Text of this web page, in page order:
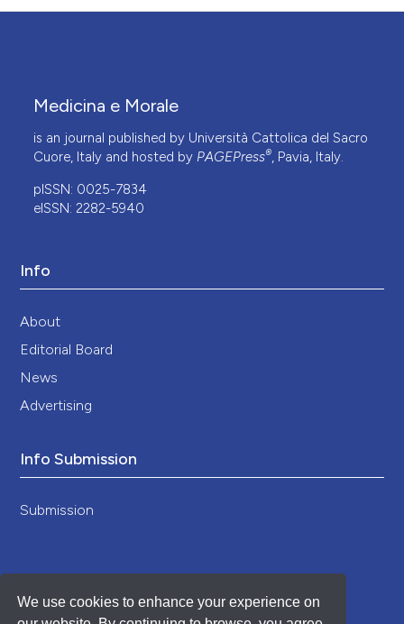
We use cookies to enhance your experience on
Medicina e Morale
is an journal published by Università Cattolica del Sacro
Cuore, Italy and hosted by PAGEPress®, Pavia, Italy.
pISSN: 0025-7834
eISSN: 2282-5940
Info
About
Editorial Board
News
Advertising
Info Submission
Submission